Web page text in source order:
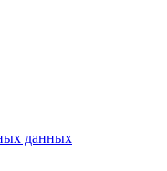
данных